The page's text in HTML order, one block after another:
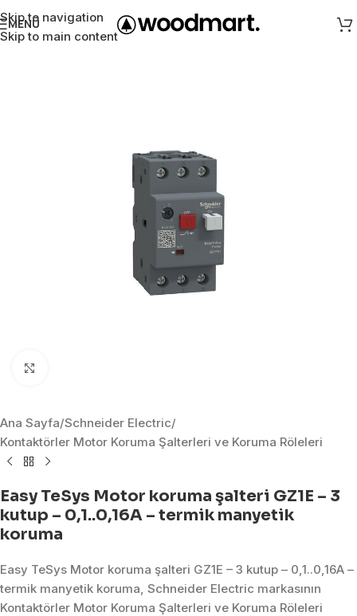
Skip to navigation
Skip to main content
MENÜ
Ana Sayfa/Schneider Electric/
Kontaktörler Motor Koruma Şalterleri ve Koruma Röleleri
Easy TeSys Motor koruma şalteri GZ1E – 3
kutup – 0,1..0,16A – termik manyetik
koruma
Easy TeSys Motor koruma şalteri GZ1E – 3 kutup – 0,1..0,16A –
termik manyetik koruma, Schneider Electric markasının
Kontaktörler Motor Koruma Şalterleri ve Koruma Röleleri